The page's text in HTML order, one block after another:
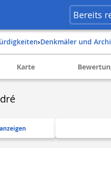
Bereits
› Denkmäler und
Karte